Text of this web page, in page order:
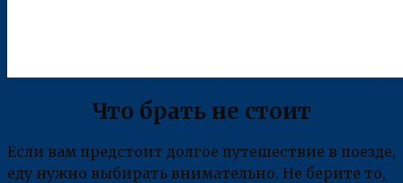
Что брать не стоит
Если вам предстоит долгое путешествие в поезде,
еду нужно выбирать внимательно. Не берите то,